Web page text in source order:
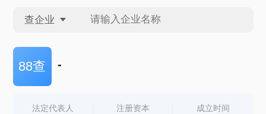
查企业
查企业
88查 -
法定代表人 注册资本 成立时间